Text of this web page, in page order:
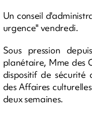
Un conseil
urgence" vendredi.
Sous pression
planétaire, Mme des
dispositif de sécurité
des Affaires
deux semaines.